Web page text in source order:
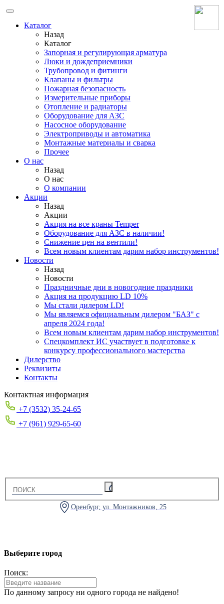
Каталог
Назад
Каталог
Запорная и регулирующая арматура
Люки и дождеприемники
Трубопровод и фитинги
Клапаны и фильтры
Пожарная безопасность
Измерительные приборы
Отопление и радиаторы
Оборудование для АЗС
Насосное оборудование
Электроприводы и автоматика
Монтажные материалы и сварка
Прочее
О нас
Назад
О нас
О компании
Акции
Назад
Акции
Акция на все краны Temper
Оборудование для АЗС в наличии!
Снижение цен на вентили!
Всем новым клиентам дарим набор инструментов!
Новости
Назад
Новости
Праздничные дни в новогодние праздники
Акция на продукцию LD 10%
Мы стали дилером LD!
Мы являемся официальным дилером "БАЗ" с
апреля 2024 года!
Всем новым клиентам дарим набор инструментов!
Спецкомплект ИС участвует в подготовке к
конкурсу профессионального мастерства
Дилерство
Реквизиты
Контакты
Контактная информация
+7 (3532) 35-24-65
+7 (961) 929-65-60
Оренбург, ул. Монтажников, 25
Выберите город
Поиск:
По данному запросу ни одного города не найдено!